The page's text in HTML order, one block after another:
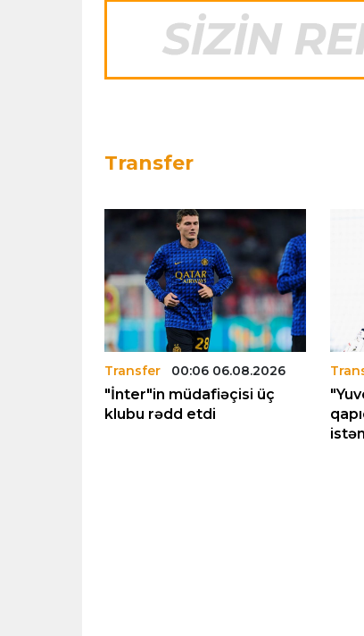
Transfer
Transfer 00:06 06.08.2026
"İnter"in müdafiəçisi üç
klubu rədd etdi